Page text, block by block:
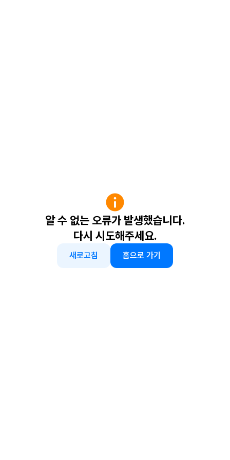
알 수 없는 오류가 발생했습니다.
다시 시도해주세요.
새로고침 홈으로 가기